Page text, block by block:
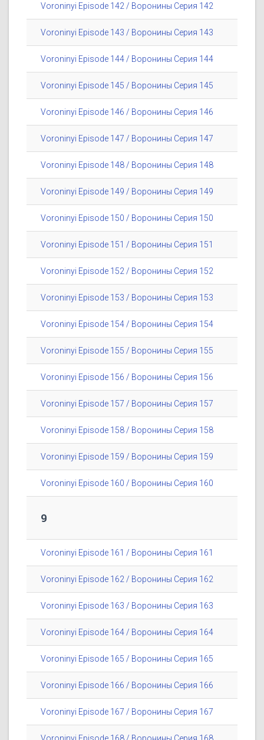
Voroninyi Episode 142 / Воронины Серия 142
Voroninyi Episode 143 / Воронины Серия 143
Voroninyi Episode 144 / Воронины Серия 144
Voroninyi Episode 145 / Воронины Серия 145
Voroninyi Episode 146 / Воронины Серия 146
Voroninyi Episode 147 / Воронины Серия 147
Voroninyi Episode 148 / Воронины Серия 148
Voroninyi Episode 149 / Воронины Серия 149
Voroninyi Episode 150 / Воронины Серия 150
Voroninyi Episode 151 / Воронины Серия 151
Voroninyi Episode 152 / Воронины Серия 152
Voroninyi Episode 153 / Воронины Серия 153
Voroninyi Episode 154 / Воронины Серия 154
Voroninyi Episode 155 / Воронины Серия 155
Voroninyi Episode 156 / Воронины Серия 156
Voroninyi Episode 157 / Воронины Серия 157
Voroninyi Episode 158 / Воронины Серия 158
Voroninyi Episode 159 / Воронины Серия 159
Voroninyi Episode 160 / Воронины Серия 160
9
Voroninyi Episode 161 / Воронины Серия 161
Voroninyi Episode 162 / Воронины Серия 162
Voroninyi Episode 163 / Воронины Серия 163
Voroninyi Episode 164 / Воронины Серия 164
Voroninyi Episode 165 / Воронины Серия 165
Voroninyi Episode 166 / Воронины Серия 166
Voroninyi Episode 167 / Воронины Серия 167